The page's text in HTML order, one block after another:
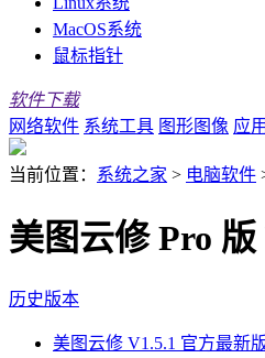
MacOS系统
鼠标指针
软件下载
网络软件 系统工具 图形图像 应
当前位置： 系统之家 > 电脑软件
美图云修 Pro
历史版本
美图云修 V1.5.1 官方最新